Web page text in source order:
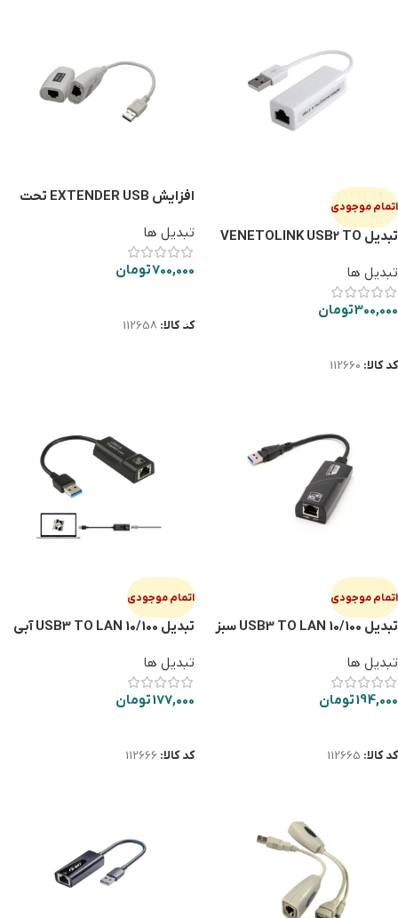
اتمام موجودی
تبدیل VENETOLINK USB2 TO
تبدیل ها
300,000تومان
کد کالا: 112660
افزایش EXTENDER USB تحت
تبدیل ها
700,000تومان
کد کالا: 112658
اتمام موجودی
تبدیل USB3 TO LAN 10/100 سبز
تبدیل ها
194,000تومان
کد کالا: 112665
اتمام موجودی
تبدیل USB3 TO LAN 10/100 آبی
تبدیل ها
177,000تومان
کد کالا: 112666